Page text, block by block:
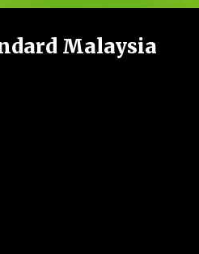
Malaysia